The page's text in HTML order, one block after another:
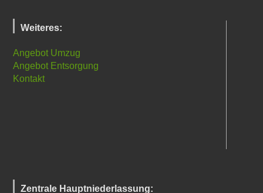
Weiteres:
Angebot Umzug
Angebot Entsorgung
Kontakt
Zentrale Hauptniederlassung: